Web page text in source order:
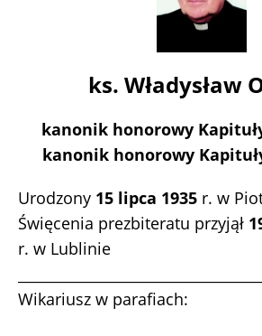
ks. Władysław
kanonik honorowy
kanonik honorowy
Urodzony 15 lipca 1935 r. w
Święcenia prezbiteratu przyjął
r. w Lublinie
Wikariusz w parafiach: